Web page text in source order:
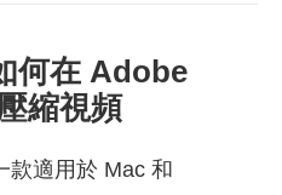
何在 Adobe
縮視頻
款適用於 Mac 和